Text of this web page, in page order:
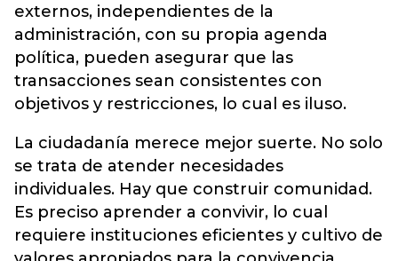
externos, independientes de la
administración, con su propia agenda
política, pueden asegurar que las
transacciones sean consistentes con
objetivos y restricciones, lo cual es iluso.
La ciudadanía merece mejor suerte. No solo
se trata de atender necesidades
individuales. Hay que construir comunidad.
Es preciso aprender a convivir, lo cual
requiere instituciones eficientes y cultivo de